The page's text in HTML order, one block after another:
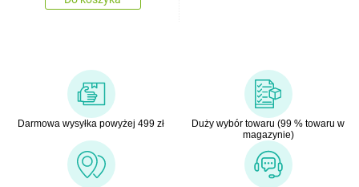
Darmowa wysyłka powyżej 499 zł
Duży wybór towaru (99 % towaru w
magazynie)